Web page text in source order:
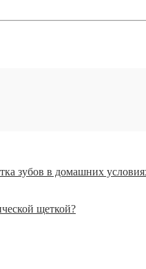
зубов в домашних
щеткой?